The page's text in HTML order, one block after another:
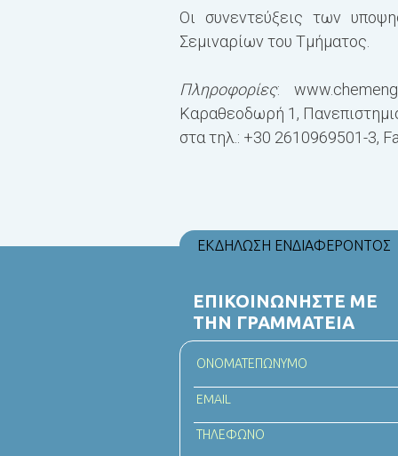
Οι συνεντεύξεις των
Σεμιναρίων του Τμήματος.
Πληροφορίες:
Καραθεοδωρή 1,
στα τηλ.: +30 2610969501-3,
ΕΚΔΗΛΩΣΗ ΕΝΔΙΑΦΕΡΟΝΤΟΣ
ΕΠΙΚΟΙΝΩΝΗΣΤΕ ΜΕ
ΤΗΝ ΓΡΑΜΜΑΤΕΙΑ